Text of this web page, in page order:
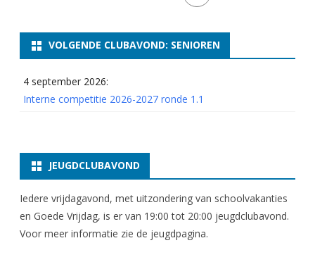
VOLGENDE CLUBAVOND: SENIOREN
4 september 2026:
Interne competitie 2026-2027 ronde 1.1
JEUGDCLUBAVOND
Iedere vrijdagavond, met uitzondering van schoolvakanties
en Goede Vrijdag, is er van 19:00 tot 20:00 jeugdclubavond.
Voor meer informatie zie de jeugdpagina.